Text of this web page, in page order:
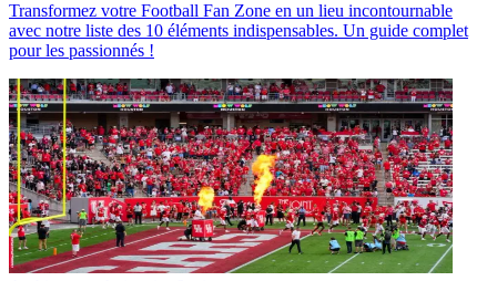
Transformez votre Football Fan Zone en un lieu incontournable
avec notre liste des 10 éléments indispensables. Un guide complet
pour les passionnés !